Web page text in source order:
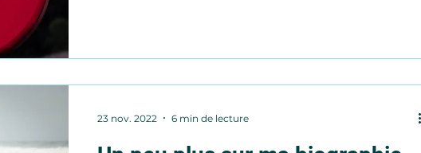
23 nov. 2022 6 min de lecture